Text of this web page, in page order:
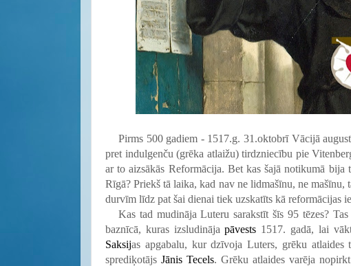
Pirms 500 gadiem - 1517.g. 31.oktobrī Vācijā
pret indulgenču (grēka atlaižu) tirdzniecību pie
ar to aizsākās Reformācija. Bet kas šajā notikumā
Rīgā? Priekš tā laika, kad nav ne lidmašīnu, ne mašīnu,
durvīm līdz pat šai dienai tiek uzskatīts kā reformācijas
Kas tad mudināja Luteru sarakstīt šīs 95 tēzes?
baznīcā, kuras izsludinājapāvests 1517. gadā, lai
Saksijas apgabalu, kur dzīvoja Luters, grēku atlaides
sprediķotājsJānis Tecels. Grēku atlaides varēja